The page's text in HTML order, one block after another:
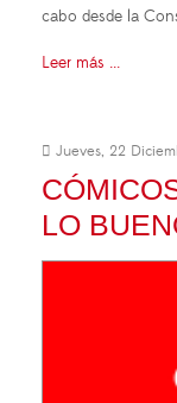
cabo desde la
Leer más ...
Jueves, 22
LO